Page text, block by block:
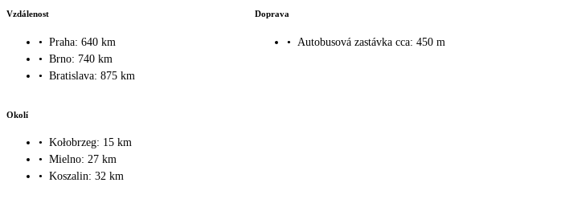
Vzdálenost
• Praha: 640 km
• Brno: 740 km
• Bratislava: 875 km
Doprava
• Autobusová zastávka cca: 450 m
Okolí
• Kołobrzeg: 15 km
• Mielno: 27 km
• Koszalin: 32 km